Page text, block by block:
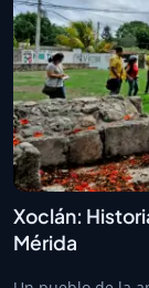
Xoclán:
Mérida